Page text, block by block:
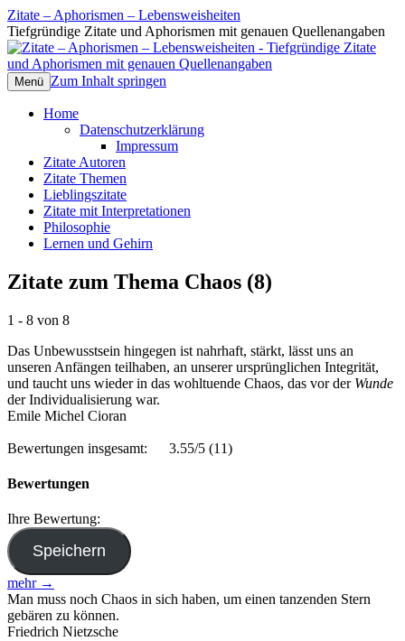
Zitate – Aphorismen – Lebensweisheiten
Tiefgründige Zitate und Aphorismen mit genauen Quellenangaben
Menü Zum Inhalt springen
Home
Datenschutzerklärung
Impressum
Zitate Autoren
Zitate Themen
Lieblingszitate
Zitate mit Interpretationen
Philosophie
Lernen und Gehirn
Zitate zum Thema Chaos (8)
1 - 8 von 8
Das Unbewusstsein hingegen ist nahrhaft, stärkt, lässt uns an
unseren Anfängen teilhaben, an unserer ursprünglichen Integrität,
und taucht uns wieder in das wohltuende Chaos, das vor der Wunde
der Individualisierung war.
Emile Michel Cioran
Bewertungen insgesamt: 3.55/5 (11)
Bewertungen
Ihre Bewertung:
mehr →
Man muss noch Chaos in sich haben, um einen tanzenden Stern
gebären zu können.
Friedrich Nietzsche